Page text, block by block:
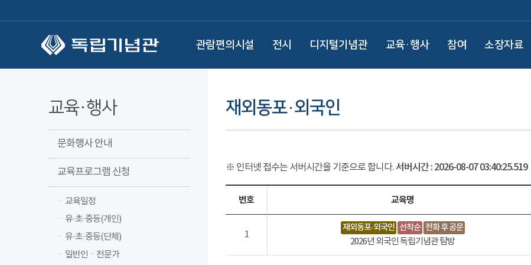
관람편의시설 전시 디지털기념관 교육·행사 참여 소장자료
교육·행사
문화행사 안내
교육프로그램 신청
교육일정
유·초·중등(개인)
유·초·중등(단체)
일반인ㆍ전문가
재외동포·외국인
※ 인터넷 접수는 서버시간을 기준으로 합니다.서버시간 : 2026-08-07 03:40:25.548
번호 교육명
1
재외동포·외국인 선착순 전화 후 공문
2026년 외국인 독립기념관 탐방